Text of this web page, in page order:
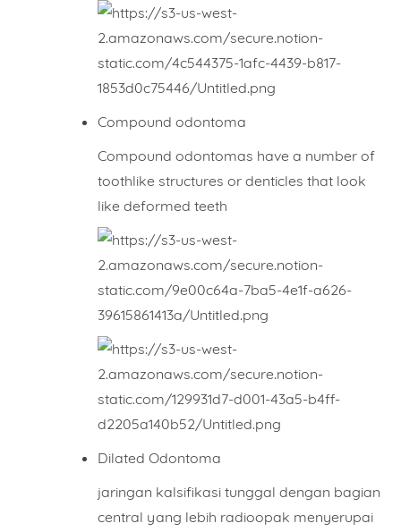
Compound odontoma
Compound odontomas have a number of
toothlike structures or denticles that look
like deformed teeth
Dilated Odontoma
jaringan kalsifikasi tunggal dengan bagian
central yang lebih radioopak menyerupai